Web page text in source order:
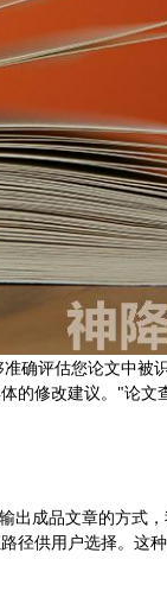
确评估您论文中被
的修改建议。"论文
出成品文章的方式
径供用户选择。这